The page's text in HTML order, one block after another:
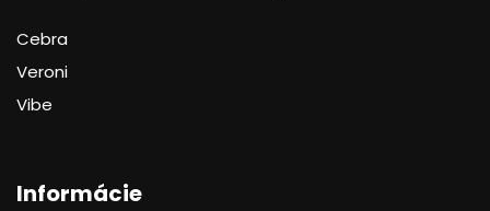
Cebra
Veroni
Vibe
Informácie